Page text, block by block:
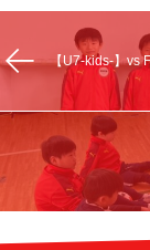
【U7-kids-】vs